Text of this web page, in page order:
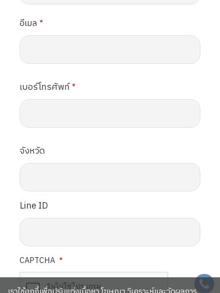
อีเมล
เบอร์โทรศัพท์
จังหวัด
Line ID
CAPTCHA
SVG